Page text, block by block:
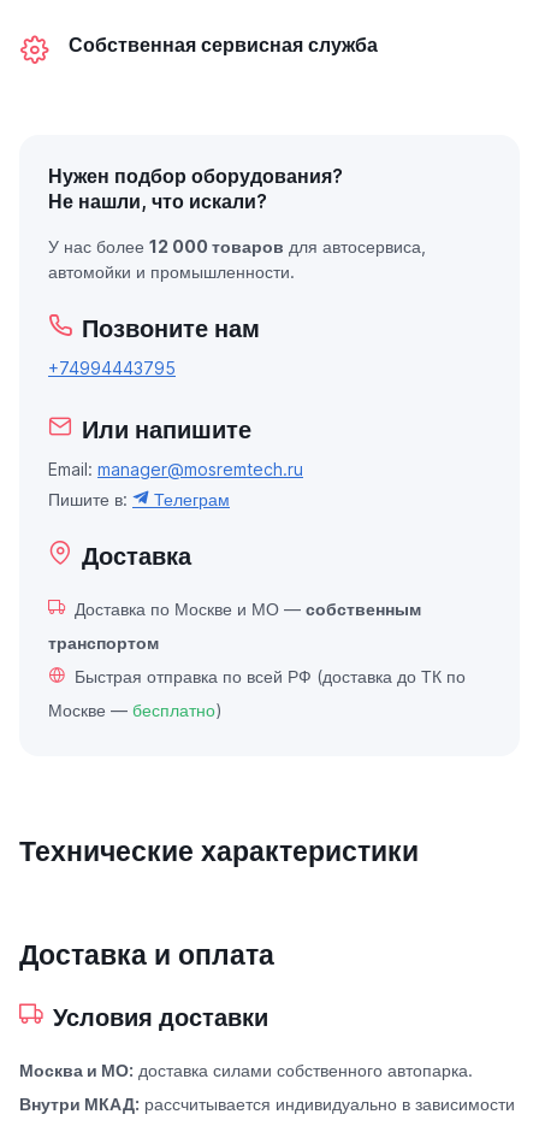
Собственная сервисная служба
Нужен подбор оборудования?
Не нашли, что искали?
У нас более 12 000 товаров для автосервиса,
автомойки и промышленности.
Позвоните нам
+74994443795
Или напишите
Email: manager@mosremtech.ru
Пишите в:
Телеграм
Доставка
Доставка по Москве и МО — собственным
транспортом
Быстрая отправка по всей РФ (доставка до ТК по
Москве — бесплатно)
Технические характеристики
Доставка и оплата
Условия доставки
Москва и МО: доставка силами собственного автопарка.
Внутри МКАД: рассчитывается индивидуально в зависимости